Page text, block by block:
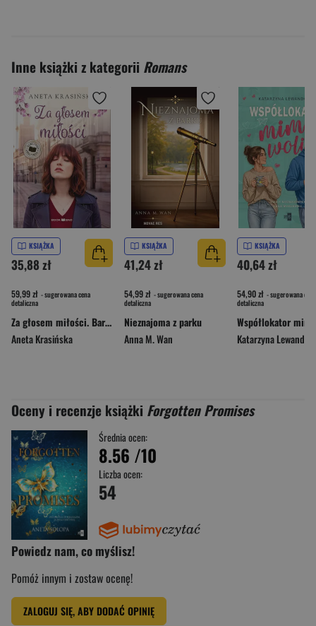
Inne książki z kategorii Romans
KSIĄŻKA
35,88 zł
59,99 zł - sugerowana cena
detaliczna
Za głosem miłości. Barwy uczuć. Tom 1 Duże Litery
Aneta Krasińska
KSIĄŻKA
41,24 zł
54,99 zł - sugerowana cena
detaliczna
Nieznajoma z parku
Anna M. Wan
KSIĄŻKA
40,64 zł
54,90 zł - sugerowana cena
detaliczna
Współlokator
Katarzyna
Oceny i recenzje książki Forgotten Promises
Średnia ocen:
8.56 /10
Liczba ocen:
54
Powiedz nam, co myślisz!
Pomóż innym i zostaw ocenę!
ZALOGUJ SIĘ, ABY DODAĆ OPINIĘ